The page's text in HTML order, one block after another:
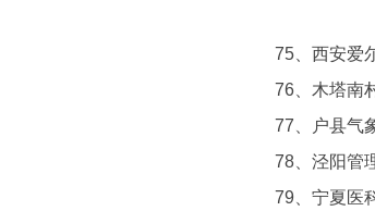
75、西安爱
76、木塔南
77、户县气
78、泾阳管
79、宁夏医